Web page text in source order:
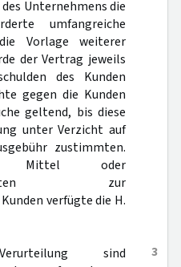
Unternehmens die
umfangreiche
Vorlage weiterer
der Vertrag jeweils
des Kunden
gegen die Kunden
geltend, bis diese
unter Verzicht auf
zustimmten.
Mittel oder
zur
verfügte die H.
3
sind